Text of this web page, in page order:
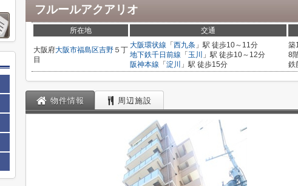
フルールアクアリオ
所在地 交通
大阪府大阪市福島区吉野 ５丁
目
大阪環状線 「 西九条 」駅 徒歩10～11分
地下鉄千日前線 「 玉川
」駅 徒歩10～12分
阪神本線 「 淀川 」駅 徒歩15分
築
8
鉄
物件情報 周辺施設